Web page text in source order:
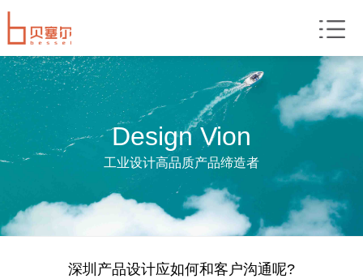
Design Vion
工业设计高品质产品缔造者
深圳产品设计应如何和客户沟通呢?